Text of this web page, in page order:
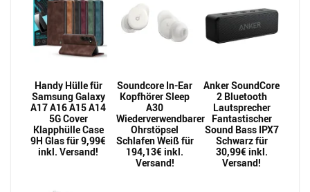
Handy Hülle für
Samsung Galaxy
A17 A16 A15 A14
5G Cover
Klapphülle Case
9H Glas für 9,99€
inkl. Versand!
Soundcore In-Ear
Kopfhörer Sleep
A30
Wiederverwendbarer
Ohrstöpsel
Schlafen Weiß für
194,13€ inkl.
Versand!
Anker SoundCore
2 Bluetooth
Lautsprecher
Fantastischer
Sound Bass IPX7
Schwarz für
30,99€ inkl.
Versand!